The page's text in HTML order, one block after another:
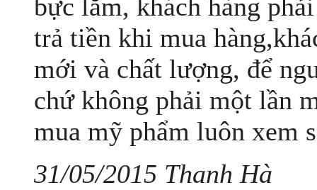
bực lắm, khách hàng
trả tiền khi mua
mới và chất lượng, để
chứ không phải một lần
mua mỹ phẩm luôn xem
31/05/2015 Thanh Hà